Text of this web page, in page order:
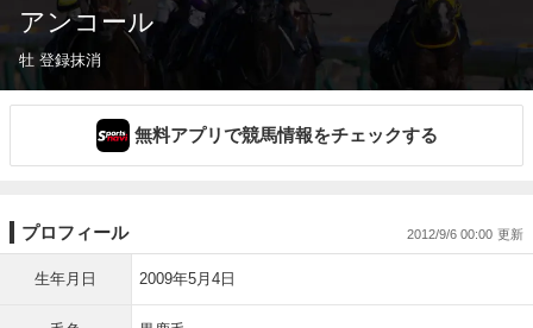
アンコール
牡 登録抹消
無料アプリで競馬情報をチェックする
プロフィール 2012/9/6 00:00
生年月日 2009年5月4日